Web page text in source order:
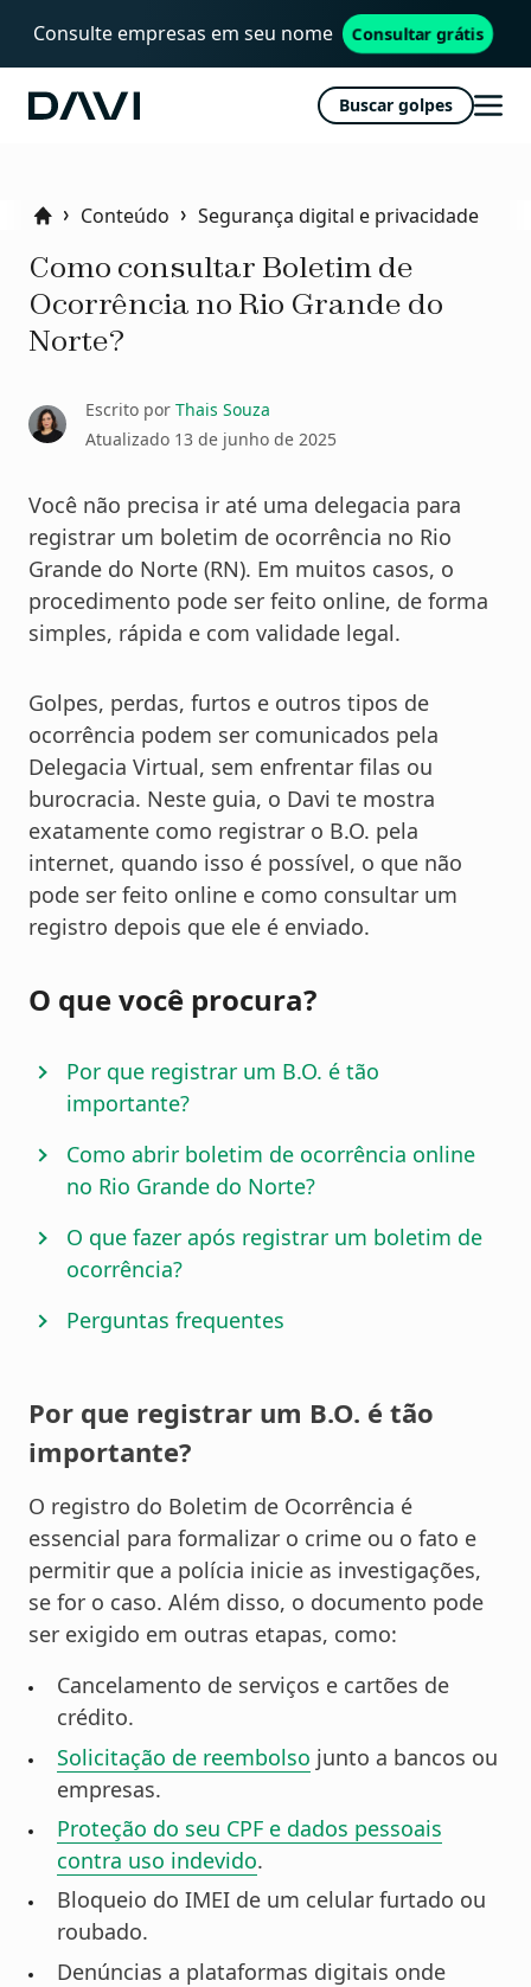
Consulte empresas em seu nome Consultar grátis
Davi Buscar golpes
Abrir
HomeConteúdo Segurança digital e privacidade
Como consultar Boletim de
Ocorrência no Rio Grande do
Norte?
Escrito por Thais Souza
Atualizado 13 de junho de 2025
Você não precisa ir até uma delegacia para
registrar um boletim de ocorrência no Rio
Grande do Norte (RN). Em muitos casos, o
procedimento pode ser feito online, de forma
simples, rápida e com validade legal.
Golpes, perdas, furtos e outros tipos de
ocorrência podem ser comunicados pela
Delegacia Virtual, sem enfrentar filas ou
burocracia. Neste guia, o Davi te mostra
exatamente como registrar o B.O. pela
internet, quando isso é possível, o que não
pode ser feito online e como consultar um
registro depois que ele é enviado.
O que você procura?
Por que registrar um B.O. é tão
importante?
Como abrir boletim de ocorrência online
no Rio Grande do Norte?
O que fazer após registrar um boletim de
ocorrência?
Perguntas frequentes
Por que registrar um B.O. é tão
importante?
O registro do Boletim de Ocorrência é
essencial para formalizar o crime ou o fato e
permitir que a polícia inicie as investigações,
se for o caso. Além disso, o documento pode
ser exigido em outras etapas, como:
Cancelamento de serviços e cartões de
crédito.
Solicitação de reembolso junto a bancos ou
empresas.
Proteção do seu CPF e dados pessoais
contra uso indevido.
Bloqueio do IMEI de um celular furtado ou
roubado.
Denúncias a plataformas digitais onde